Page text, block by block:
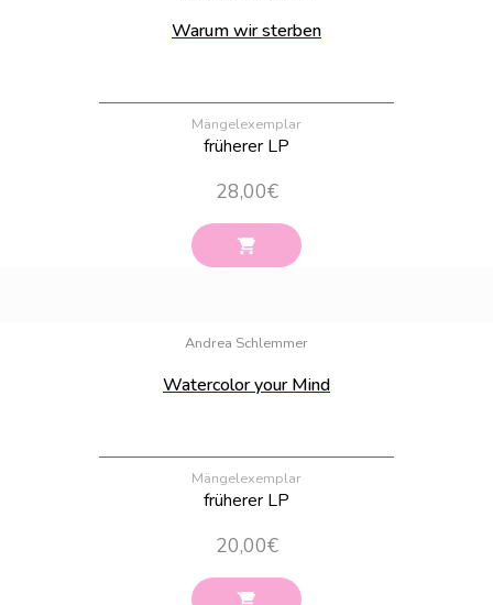
Warum wir sterben
Mängelexemplar
früherer LP
28,00€
Andrea Schlemmer
Watercolor your Mind
Mängelexemplar
früherer LP
20,00€